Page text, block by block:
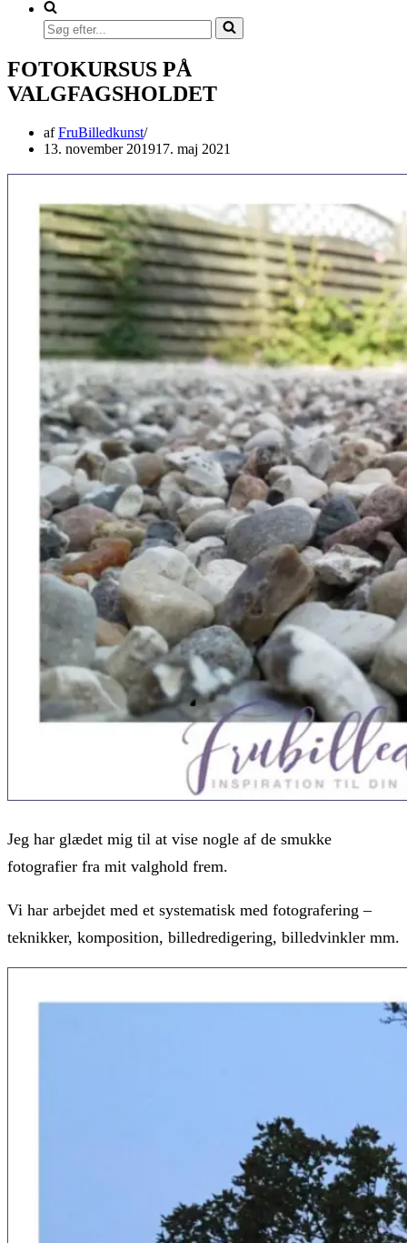
Søg
efter...
FOTOKURSUS PÅ
VALGFAGSHOLDET
afFruBilledkunst
13. november 201917. maj 2021
Jeg har glædet mig til at vise nogle af de smukke
fotografier fra mit valghold frem.
Vi har arbejdet med et systematisk med fotografering –
teknikker, komposition, billedredigering, billedvinkler mm.